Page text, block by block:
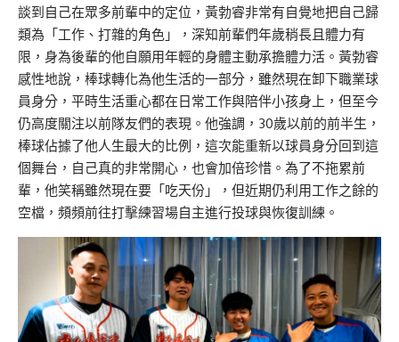
談到自己在眾多前輩中的定位，黃勃睿非常有自覺地把自己歸
類為「工作、打雜的角色」，深知前輩們年歲稍長且體力有
限，身為後輩的他自願用年輕的身體主動承擔體力活。黃勃睿
感性地說，棒球轉化為他生活的一部分，雖然現在卸下職業球
員身分，平時生活重心都在日常工作與陪伴小孩身上，但至今
仍高度關注以前隊友們的表現。 他強調， 30歲以前的前半生，
棒球佔據了他人生最大的比例，這次能重新以球員身分回到這
個舞台，自己真的非常開心，也會加倍珍惜。 為了不拖累前
輩，他笑稱雖然現在要「吃天份」，但近期仍利用工作之餘的
空檔，頻頻前往打擊練習場自主進行投球與恢復訓練。